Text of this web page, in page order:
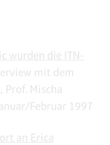
wurden die ITN-
mit dem
Prof. Mischa
Februar 1997
an Erica